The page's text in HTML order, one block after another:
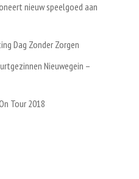
nieuw speelgoed aan
Dag Zonder Zorgen
Nieuwegein –
Tour 2018